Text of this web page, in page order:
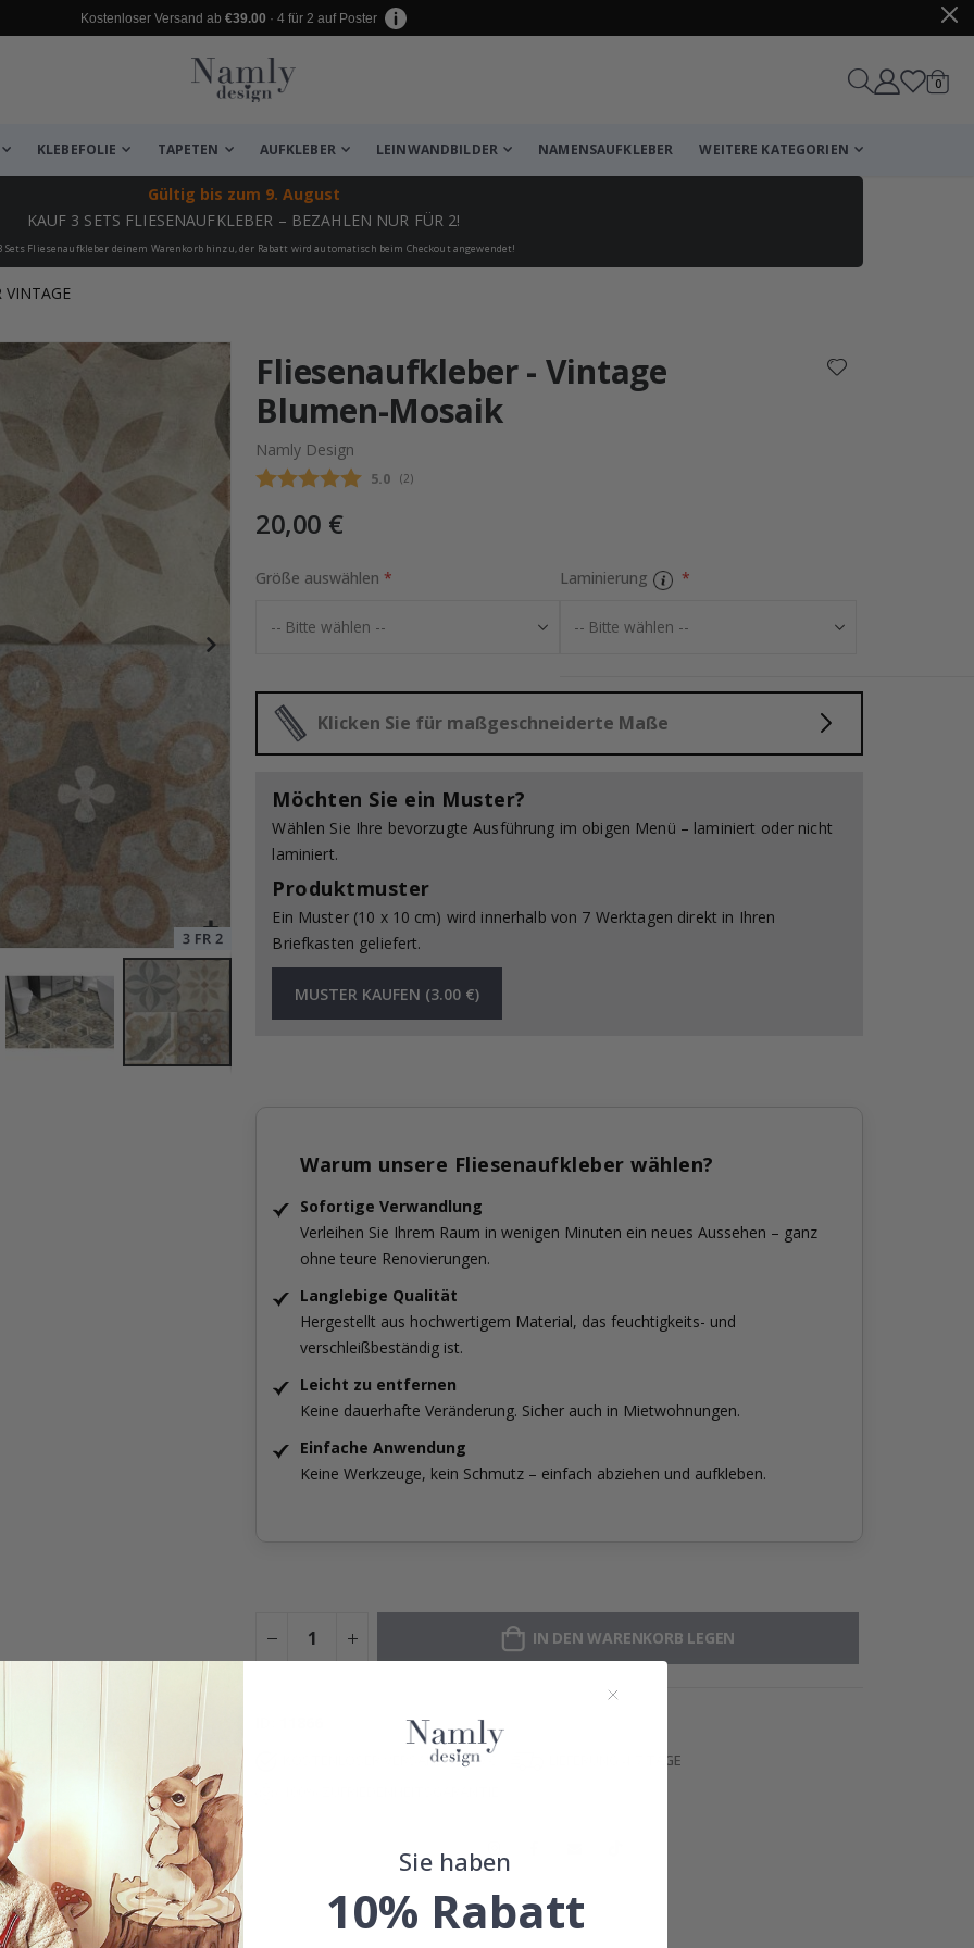
Kostenloser Versand ab €39.00 · 4 für 2 auf Poster
Wagen
0
KLEBEFOLIE TAPETEN AUFKLEBER LEINWANDBILDER NAMENSAUFKLEBER WEITERE KATEGORIEN
Gültig bis zum 9. August
KAUF 3 SETS FLIESENAUFKLEBER – BEZAHLEN NUR FÜR 2!
Sets Fliesenaufkleber deinem Warenkorb hinzu, der Rabatt wird automatisch beim Checkout angewendet!
VINTAGE
leiden ✔
Set
Special
Price20,00 €
Fliesenaufkleber - Vintage
Blumen-Mosaik
Namly Design
Durchschnittliche Bewertung:
5.0 (abgegebene bewertungen:
2)
20,00 €
Größe auswählen Laminierung
Klicken Sie für maßgeschneiderte Maße
Möchten Sie ein Muster?
Wählen Sie Ihre bevorzugte Ausführung im obigen Menü – laminiert oder nicht
laminiert.
Produktmuster
Ein Muster (10 x 10 cm) wird innerhalb von 7 Werktagen direkt in Ihren
Briefkasten geliefert.
MUSTER KAUFEN (3.00 €)
Warum unsere Fliesenaufkleber wählen?
Sofortige Verwandlung
Verleihen Sie Ihrem Raum in wenigen Minuten ein neues Aussehen – ganz
ohne teure Renovierungen.
Langlebige Qualität
Hergestellt aus hochwertigem Material, das feuchtigkeits- und
verschleißbeständig ist.
Leicht zu entfernen
Keine dauerhafte Veränderung. Sicher auch in Mietwohnungen.
Einfache Anwendung
Keine Werkzeuge, kein Schmutz – einfach abziehen und aufkleben.
IN DEN WARENKORB LEGEN
KOSTENLOSER VERSAND AB 39 €
LIEFERUNG 4-7 TAGE
Sie haben
10% Rabatt